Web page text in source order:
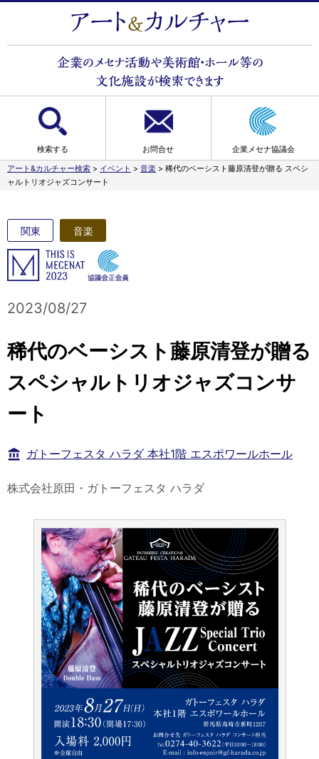
検索する お問合せ
企業メセナ協議会
アート&カルチャー検索 > イベント > 音楽 > 稀代のベーシスト藤原清登が贈る スペシ
ャルトリオジャズコンサート
関東 音楽
2023/08/27
稀代のベーシスト藤原清登が贈る
スペシャルトリオジャズコンサ
ート
ガトーフェスタ ハラダ 本社1階 エスポワールホール
株式会社原田・ガトーフェスタ ハラダ